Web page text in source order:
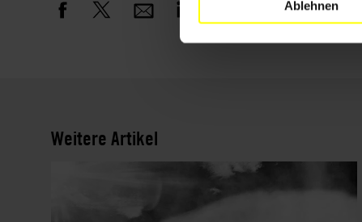
Ablehnen
Weitere Artikel